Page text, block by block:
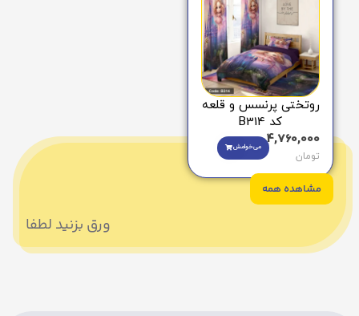
روتختی پرنسس و قلعه
کد B314
4,760,000
تومان
می‌خوامش
مشاهده همه
ورق بزنید لطفا